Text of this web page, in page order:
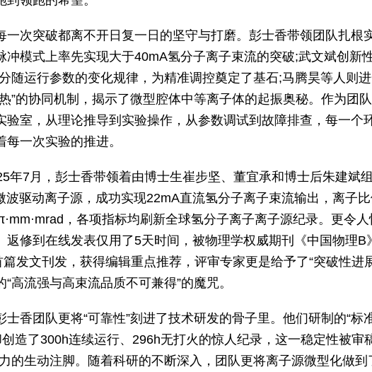
一次突破都离不开日复一日的坚守与打磨。彭士香带领团队扎根
模式上率先实现大于40mA氢分子离子束流的突破;武文斌创新
随运行参数的变化规律，为精准调控奠定了基石;马腾昊等人则
”的协同机制，揭示了微型腔体中等离子体的起振奥秘。作为团
验室，从理论推导到实验操作，从参数调试到故障排查，每一个
一次实验的推进。
年7月，彭士香带领着由博士生崔步坚、董宜承和博士后朱建斌
波驱动离子源，成功实现22mA直流氢分子离子束流输出，离子
，各项指标均刷新全球氢分子离子离子源纪录。更令
返修到在线发表仅用了5天时间，被物理学权威期刊《中国物理B
发文刊发，获得编辑重点推荐，评审专家更是给予了“突破性进
高流强与高束流品质不可兼得”的魔咒。
士香团队更将“可靠性”刻进了技术研发的骨子里。他们研制的“标
造了300h连续运行、296h无打火的惊人纪录，这一稳定性被审
的生动注脚。随着科研的不断深入，团队更将离子源微型化做到